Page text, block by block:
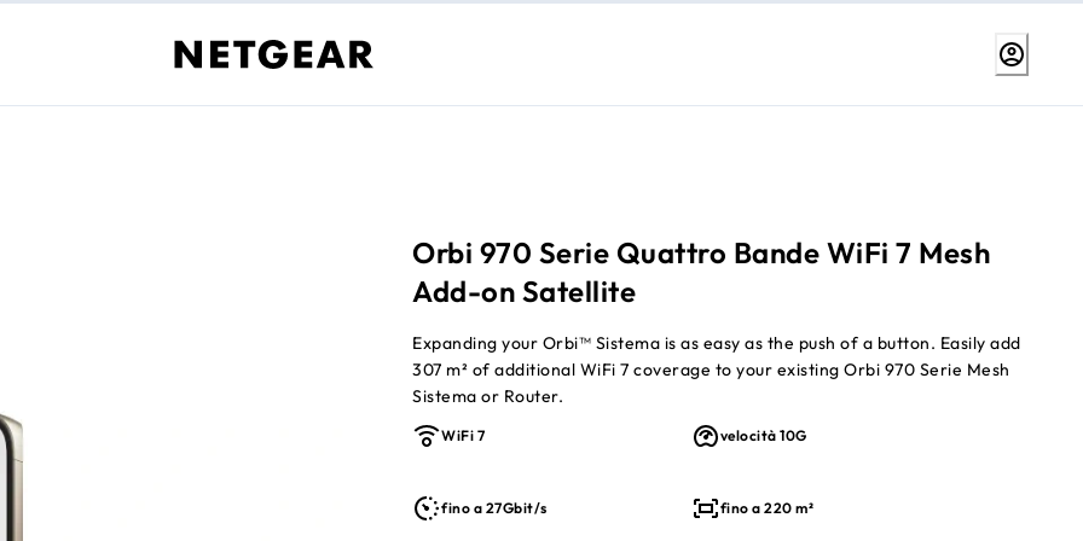
Orbi 970 Serie Quattro Bande WiFi 7 Mesh
Add-on Satellite
Expanding your Orbi™ Sistema is as easy as the push of a button. Easily add
307 m² of additional WiFi 7 coverage to your existing Orbi 970 Serie Mesh
Sistema or Router.
WiFi 7 velocità 10G
fino a 27Gbit/s fino a 220 m²